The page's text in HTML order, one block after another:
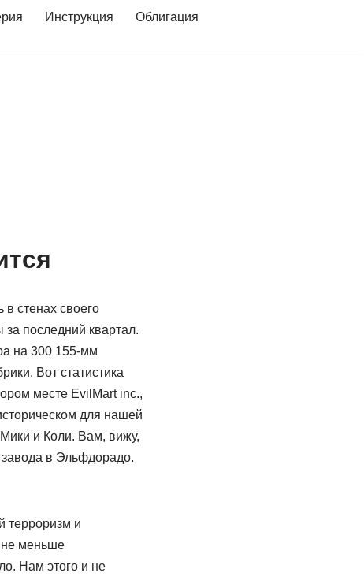
Инструкция
Облигация
стенах своего
последний квартал.
на 300 155-мм
Вот статистика
месте EvilMart inc.,
для нашей
и Коли. Вам, вижу,
в Эльфдорадо.
терроризм и
меньше
Нам этого и не